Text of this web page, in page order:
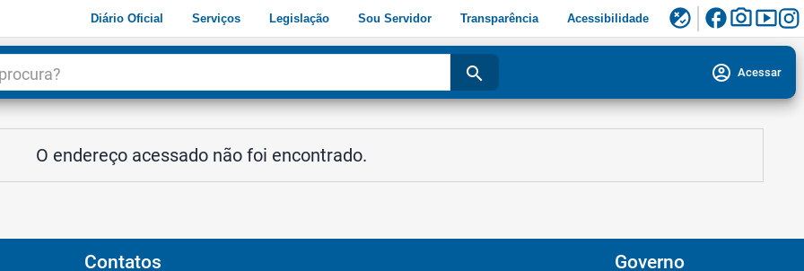
Diário Oficial Serviços Legislação Sou Servidor Transparência Acessibilidade flaky facebookphoto_camerasmart_display
search account_circle Acessar
O endereço acessado não foi encontrado.
Contatos Governo